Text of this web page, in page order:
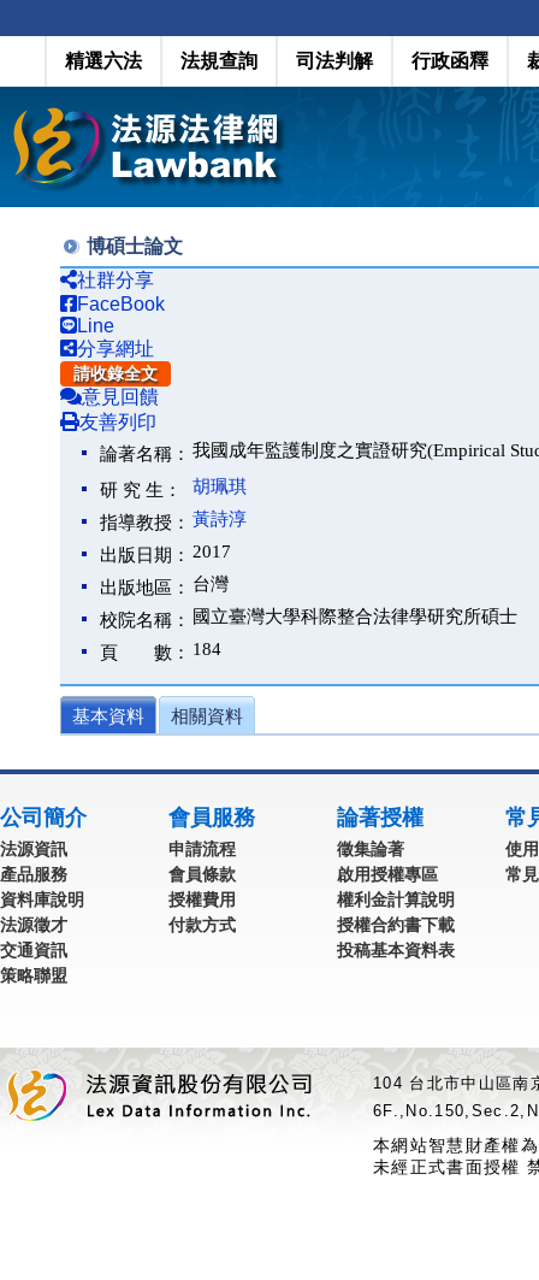
精選六法 法規查詢 司法判解 行政函釋
博碩士論文
社群分享
FaceBook
Line
分享網址
請收錄全文
意見回饋
友善列印
論著名稱： 我國成年監護制度之實證研究(Empirical
研 究 生：
胡珮琪
指導教授： 黃詩淳
出版日期： 2017
出版地區： 台灣
校院名稱：
國立臺灣大學科際整合法律學研究所碩士
頁 數： 184
基本資料 相關資料
公司簡介
法源資訊
產品服務
資料庫說明
法源徵才
交通資訊
策略聯盟
會員服務
申請流程
會員條款
授權費用
付款方式
論著授權
徵集論著
啟用授權專區
權利金計算說明
授權合約書下載
投稿基本資料表
常
使
常
104 台北市中山區
本網站智慧財產權
未經正式書面授權